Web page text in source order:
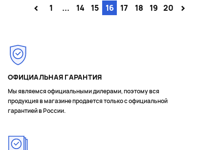
< 1 ... 14 15 16 17 18 19 20 >
ОФИЦИАЛЬНАЯ ГАРАНТИЯ
Мы являемся официальными дилерами, поэтому вся
продукция в магазине продается только с официальной
гарантией в России.